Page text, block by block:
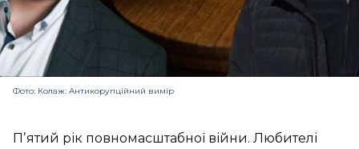
Фото: Колаж: Антикорупційний вимір
Пʼятий рік повномасштабної війни. Любителі